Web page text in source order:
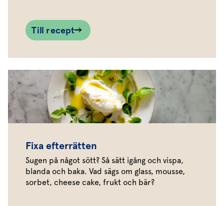
Till recept
Fixa efterrätten
Sugen på något sött? Så sätt igång och vispa,
blanda och baka. Vad sägs om glass, mousse,
sorbet, cheese cake, frukt och bär?